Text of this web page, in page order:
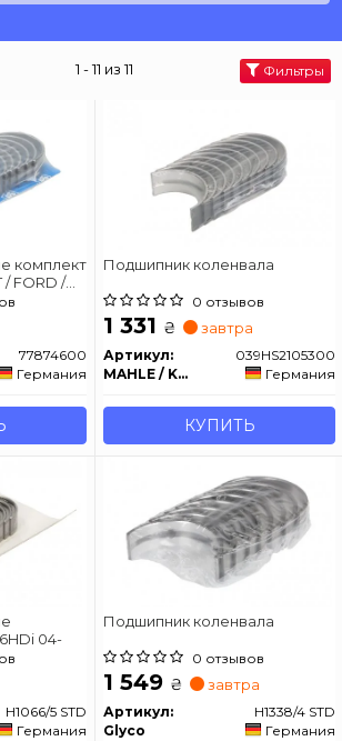
1 - 11 из 11 Фильтры
комплект
/ FORD /
C-Max,
Partner
77874600
Германия
Подшипник коленвала
0 отзывов
1 331 ₴ завтра
Артикул:
MAHLE / KNECHT
Германия
КУПИТЬ
04-
H1066/5 STD
Германия
Подшипник коленвала
0 отзывов
1 549 ₴ завтра
Артикул:
H1338/4 STD
Glyco
Германия